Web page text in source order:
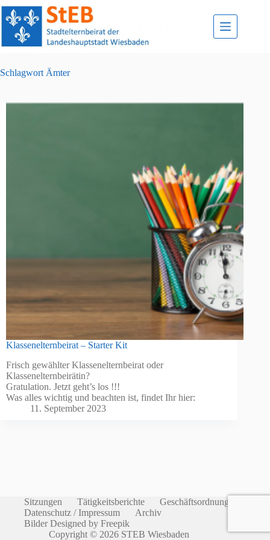
Zum
Inhalt
springen
Schlagwort Ämter
Klassenelternbeirat – Starter Kit
Frisch gewählter Klassenelternbeirat oder
Klassenelternbeirätin?
Gratulation. Jetzt geht’s los !!!
Was alles wichtig und beachten ist, findet Ihr hier:
11. September 2023
Sitzungen Tätigkeitsberichte
Geschäftsordnung
Datenschutz / Impressum
Archiv
Bilder Designed by Freepik
Copyright © 2026 STEB Wiesbaden